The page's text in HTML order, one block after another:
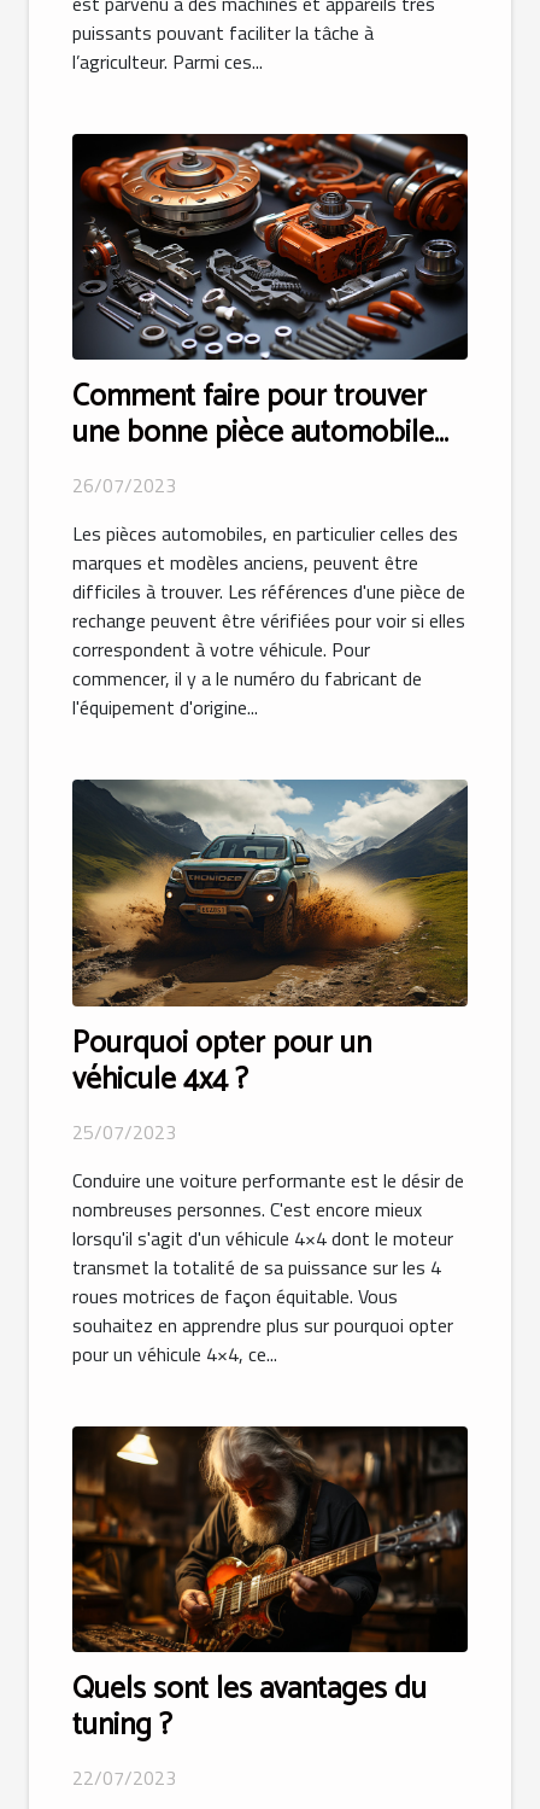
puissants pouvant faciliter la tâche à
l’agriculteur. Parmi ces...
Comment faire pour trouver
une bonne pièce automobile
appropriée ?
26/07/2023
Les pièces automobiles, en particulier celles des
marques et modèles anciens, peuvent être
difficiles à trouver. Les références d'une pièce de
rechange peuvent être vérifiées pour voir si elles
correspondent à votre véhicule. Pour
commencer, il y a le numéro du fabricant de
l'équipement d'origine...
Pourquoi opter pour un
véhicule 4x4 ?
25/07/2023
Conduire une voiture performante est le désir de
nombreuses personnes. C'est encore mieux
lorsqu'il s'agit d'un véhicule 4×4 dont le moteur
transmet la totalité de sa puissance sur les 4
roues motrices de façon équitable. Vous
souhaitez en apprendre plus sur pourquoi opter
pour un véhicule 4×4, ce...
Quels sont les avantages du
tuning ?
22/07/2023